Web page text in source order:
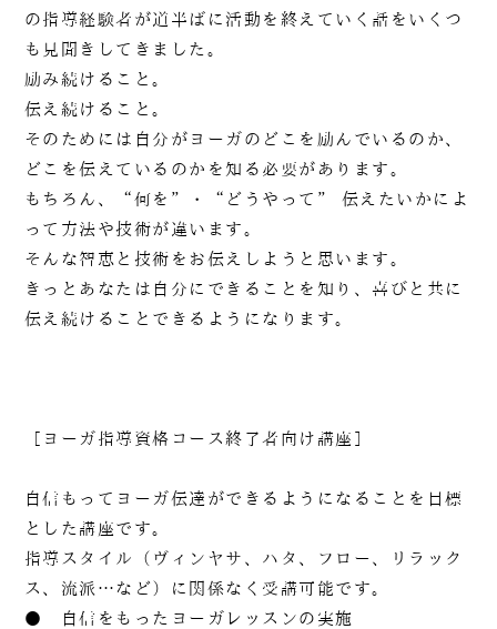
の指導経験者が道半ばに活動を終えていく話をいくつ
も見聞きしてきました。
励み続けること。
伝え続けること。
そのためには自分がヨーガのどこを励んでいるのか、
どこを伝えているのかを知る必要があります。
もちろん、“何を”・“どうやって” 伝えたいかによ
って方法や技術が違います。
そんな智恵と技術をお伝えしようと思います。
きっとあなたは自分にできることを知り、喜びと共に
伝え続けることできるようになります。
［ヨーガ指導資格コース終了者向け講座］
自信もってヨーガ伝達ができるようになることを目標
とした講座です。
指導スタイル（ヴィンヤサ、ハタ、フロー、リラック
ス、流派…など）に関係なく受講可能です。
● 自信をもったヨーガレッスンの実施